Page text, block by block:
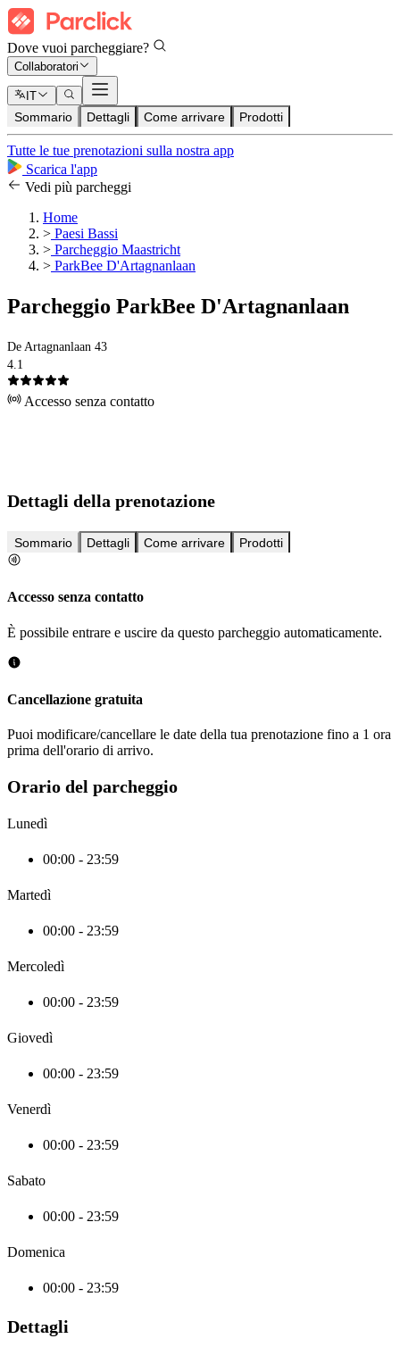
Dove vuoi parcheggiare?
Collaboratori
IT
Sommario Dettagli Come arrivare Prodotti
Tutte le tue prenotazioni sulla nostra app
Scarica l'app
Vedi più parcheggi
Home
> Paesi Bassi
> Parcheggio Maastricht
> ParkBee D'Artagnanlaan
Parcheggio ParkBee D'Artagnanlaan
De Artagnanlaan 43
4.1
Accesso senza contatto
Dettagli della prenotazione
Sommario Dettagli Come arrivare Prodotti
Accesso senza contatto
È possibile entrare e uscire da questo parcheggio automaticamente.
Cancellazione gratuita
Puoi modificare/cancellare le date della tua prenotazione fino a 1 ora
prima dell'orario di arrivo.
Orario del parcheggio
Lunedì
00:00 - 23:59
Martedì
00:00 - 23:59
Mercoledì
00:00 - 23:59
Giovedì
00:00 - 23:59
Venerdì
00:00 - 23:59
Sabato
00:00 - 23:59
Domenica
00:00 - 23:59
Dettagli